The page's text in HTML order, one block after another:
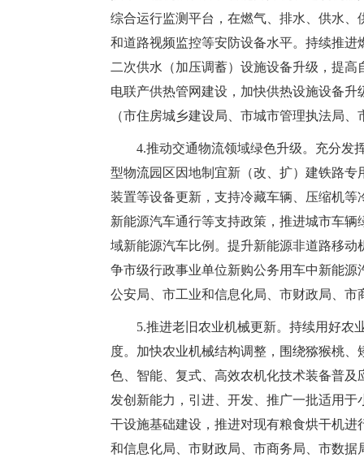
综合运行监测平台，在燃气、排水、供水
和道路视频监控等安防设备水平。持续推进
二次供水（加压调蓄）设施设备升级，提
电联产供热管网建设，加快供热设施设备升
（市住房城乡建设局、市城市管理执法局
4.推动交通物流领域绿色升级。充分发
型物流园区因地制宜新（改、扩）建铁路
装置等设备更新，支持冷藏车辆、压缩机
新能源汽车通行等支持政策，推进城市车
域新能源汽车比例。提升新能源非道路移
争市级行政事业单位新购公务用车中新能
公安局、市工业和信息化局、市财政局、
5.推进老旧农业机械更新。持续用好农
度。加快农业机械结构调整，围绕猕猴桃
色、智能、复式、高效农机化技术装备普
发创新能力，引进、开发、推广一批适用
干设施基础建设，推进对现有粮食烘干机
和信息化局、市财政局、市商务局、市数据